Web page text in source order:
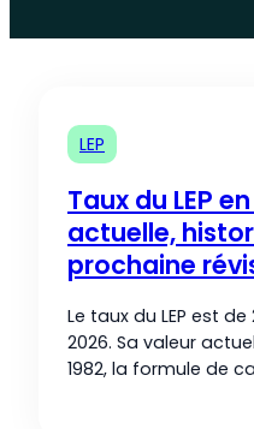
LEP
Taux du LEP
actuelle,
prochaine
Le taux du LEP est
2026. Sa valeur
1982, la formule de